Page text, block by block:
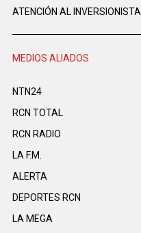
ATENCIÓN AL INVERSIONISTA
MEDIOS ALIADOS
NTN24
RCN TOTAL
RCN RADIO
LA F.M.
ALERTA
DEPORTES RCN
LA MEGA